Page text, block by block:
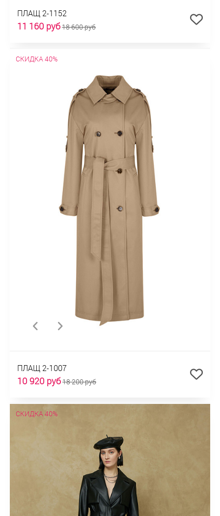
ПЛАЩ 2-1152
11 160 руб18 600 руб
СКИДКА 40%
ПЛАЩ 2-1007
10 920 руб18 200 руб
СКИДКА 40%